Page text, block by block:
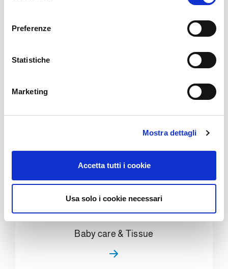
o
Preferenze
Statistiche
Marketing
Mostra dettagli
Accetta tutti i cookie
Usa solo i cookie necessari
Baby care & Tissue